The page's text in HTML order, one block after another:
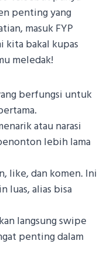
penting yang
masuk FYP
kita bakal kupas
meledak!
berfungsi untuk
atau narasi
lebih lama
like, dan komen. Ini
luas, alias bisa
langsung swipe
penting dalam